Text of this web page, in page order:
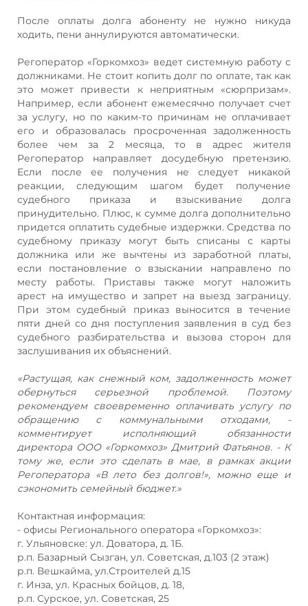
После оплаты долга абоненту не нужно никуда
ходить, пени аннулируются автоматически.
Регоператор «Горкомхоз» ведет системную работу с
должниками. Не стоит копить долг по оплате, так как
это может привести к неприятным «сюрпризам».
Например, если абонент ежемесячно получает счет
за услугу, но по каким-то причинам не оплачивает
его и образовалась просроченная задолженность
более чем за 2 месяца, то в адрес жителя
Регоператор направляет досудебную претензию.
Если после ее получения не следует никакой
реакции, следующим шагом будет получение
судебного приказа и взыскивание долга
принудительно. Плюс, к сумме долга дополнительно
придется оплатить судебные издержки. Средства по
судебному приказу могут быть списаны с карты
должника или же вычтены из заработной платы,
если постановление о взыскании направлено по
месту работы. Приставы также могут наложить
арест на имущество и запрет на выезд заграницу.
При этом судебный приказ выносится в течение
пяти дней со дня поступления заявления в суд без
судебного разбирательства и вызова сторон для
заслушивания их объяснений.
«Растущая, как снежный ком, задолженность может
обернуться серьезной проблемой. Поэтому
рекомендуем своевременно оплачивать услугу по
обращению с коммунальными отходами, -
комментирует исполняющий обязанности
директора ООО «Горкомхоз» Дмитрий Фатьянов. - К
тому же, если это сделать в мае, в рамках акции
Регоператора «В лето без долгов!», можно еще и
сэкономить семейный бюджет.»
Контактная информация:
- офисы Регионального оператора «Горкомхоз»:
г. Ульяновске: ул. Доватора, д. 1Б.
р.п. Базарный Сызган, ул. Советская, д.103 (2 этаж)
р.п. Вешкайма, ул.Строителей д.15
г. Инза, ул. Красных бойцов, д. 18,
р.п. Сурское, ул. Советская, 25